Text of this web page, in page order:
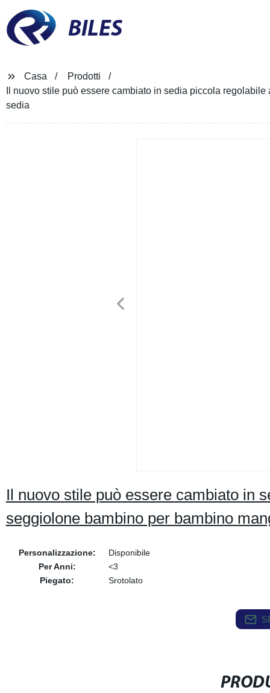
BILES
Casa
Prodotti
Il nuovo stile può essere cambiato in sedia piccola
sedia
Il nuovo stile può essere cambiato in
seggiolone bambino per bambino
Personalizzazione:
Disponibile
Per Anni:
<3
Piegato:
Srotolato